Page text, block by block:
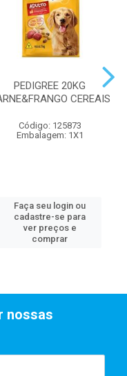
PEDIGREE 20KG
CEREAIS
Código: 125873
Embalagem: 1X1
Faça seu login ou
cadastre-se para
ver preços e
comprar
nossas